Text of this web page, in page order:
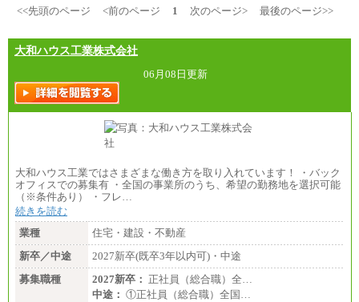
<<先頭のページ
<前のページ 1 次のページ> 最後のページ>>
大和ハウス工業株式会社
06月08日更新
大和ハウス工業ではさまざまな働き方を取り入れています！ ・バック
オフィスでの募集有 ・全国の事業所のうち、希望の勤務地を選択可能
（※条件あり） ・フレ…
続きを読む
業種
住宅・建設・不動産
新卒／中途
2027新卒(既卒3年以内可)・中途
募集職種
2027新卒： 正社員（総合職）全…
中途： ①正社員（総合職）全国…